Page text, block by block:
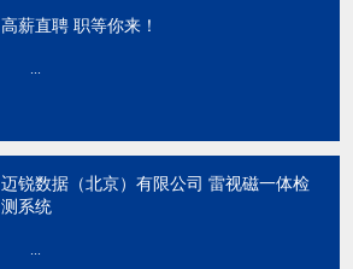
高薪直聘 职等你来！
...
迈锐数据（北京）有限公司 雷视磁一体检
测系统
...